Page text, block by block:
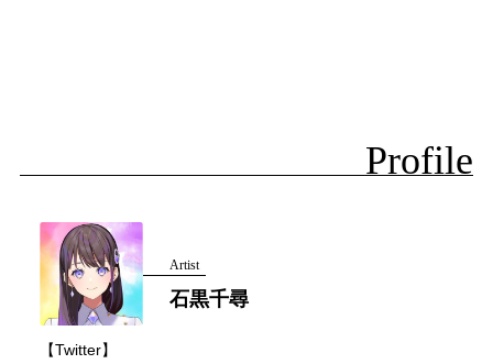
Profile
Artist
石黒千尋
【Twitter】